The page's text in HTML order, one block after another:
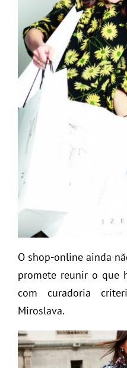
O shop-online ainda
promete reunir o que
com curadoria
Miroslava.